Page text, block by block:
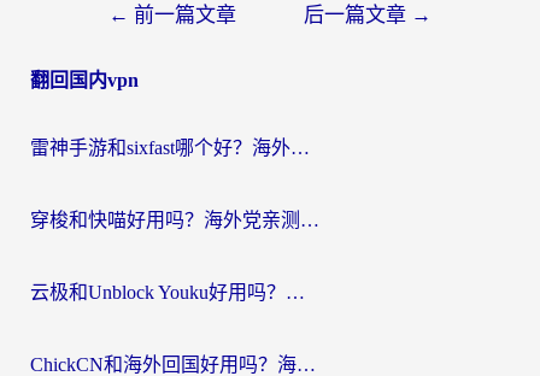
导
← 前一篇文章 后一篇文章 →
翻回国内vpn
雷神手游和sixfast哪个好？海外党亲测3款回国加速器，教你选对不踩坑
穿梭和快喵好用吗？海外党亲测：小众加速器对比+番茄加速器深度体验
云极和Unblock Youku好用吗？海外党亲测+2026回国加速器避坑指南
ChickCN和海外回国好用吗？海外党2026亲测：从手游到影音，选对加速器的3个关键